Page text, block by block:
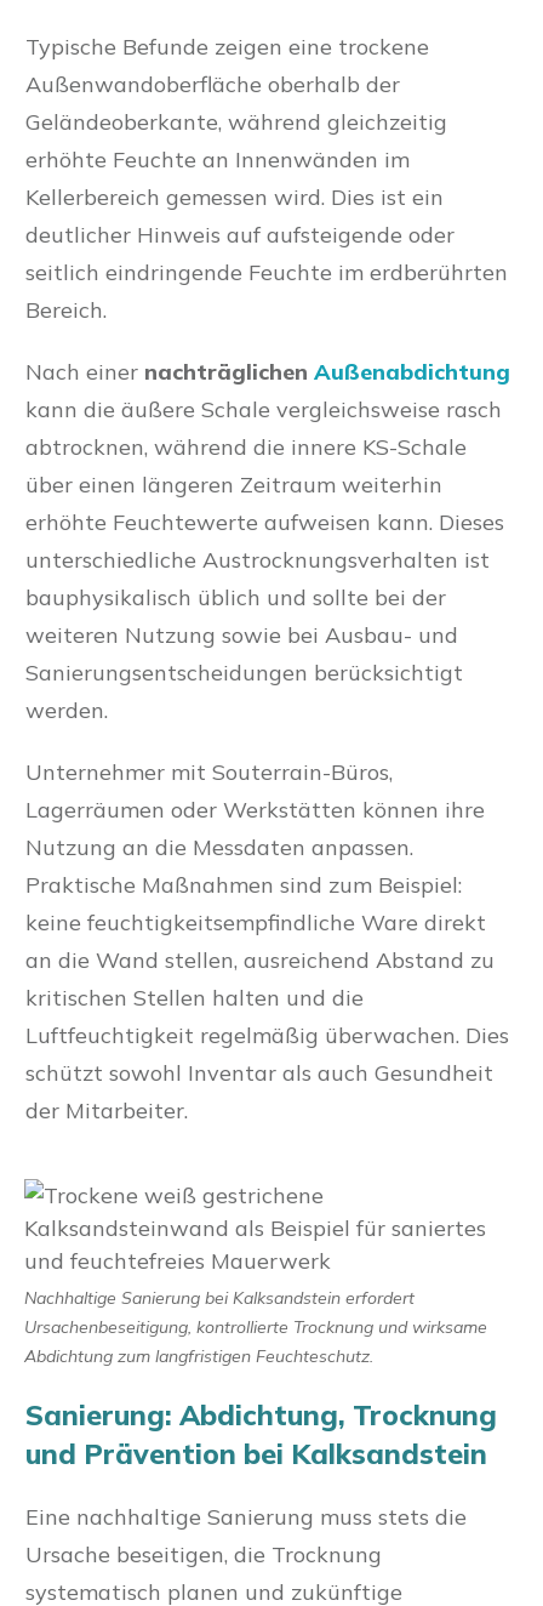
Typische Befunde zeigen eine trockene
Außenwandoberfläche oberhalb der
Geländeoberkante, während gleichzeitig
erhöhte Feuchte an Innenwänden im
Kellerbereich gemessen wird. Dies ist ein
deutlicher Hinweis auf aufsteigende oder
seitlich eindringende Feuchte im erdberührten
Bereich.
Nach einer nachträglichen Außenabdichtung
kann die äußere Schale vergleichsweise rasch
abtrocknen, während die innere KS-Schale
über einen längeren Zeitraum weiterhin
erhöhte Feuchtewerte aufweisen kann. Dieses
unterschiedliche Austrocknungsverhalten ist
bauphysikalisch üblich und sollte bei der
weiteren Nutzung sowie bei Ausbau- und
Sanierungsentscheidungen berücksichtigt
werden.
Unternehmer mit Souterrain-Büros,
Lagerräumen oder Werkstätten können ihre
Nutzung an die Messdaten anpassen.
Praktische Maßnahmen sind zum Beispiel:
keine feuchtigkeitsempfindliche Ware direkt
an die Wand stellen, ausreichend Abstand zu
kritischen Stellen halten und die
Luftfeuchtigkeit regelmäßig überwachen. Dies
schützt sowohl Inventar als auch Gesundheit
der Mitarbeiter.
Nachhaltige Sanierung bei Kalksandstein erfordert
Ursachenbeseitigung, kontrollierte Trocknung und wirksame
Abdichtung zum langfristigen Feuchteschutz.
Sanierung: Abdichtung, Trocknung
und Prävention bei Kalksandstein
Eine nachhaltige Sanierung muss stets die
Ursache beseitigen, die Trocknung
systematisch planen und zukünftige